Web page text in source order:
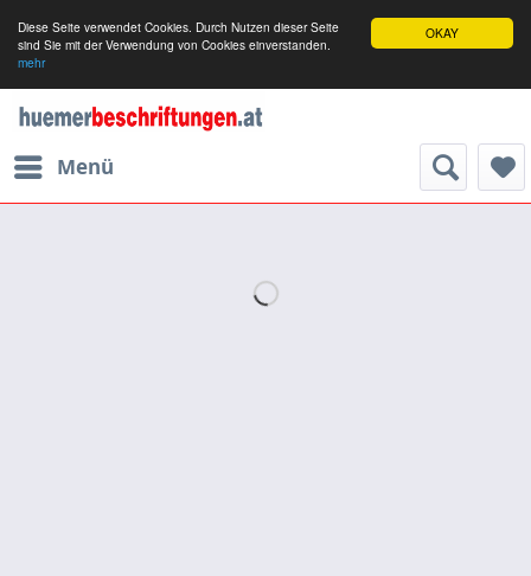
OKAY
Diese Seite verwendet Cookies. Durch Nutzen dieser Seite
sind Sie mit der Verwendung von Cookies einverstanden.
mehr
Menü